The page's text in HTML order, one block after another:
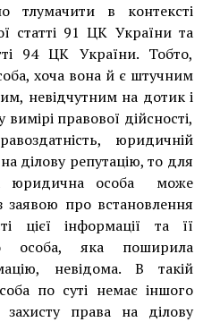
тлумачити в контексті
статті 91 ЦК України та
94 ЦК України. Тобто,
хоча вона й є штучним
невідчутним на дотик і
правової дійсності,
юридичній
ділову репутацію, то для
юридична особа може
заявою про встановлення
цієї інформації та її
особа, яка поширила
невідома. В такій
по суті немає іншого
захисту права на ділову